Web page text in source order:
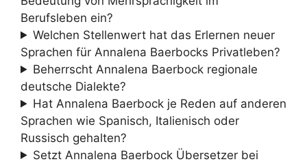
Berufsleben ein?
Welchen Stellenwert hat das Erlernen neuer
Sprachen für Annalena Baerbocks Privatleben?
Beherrscht Annalena Baerbock regionale
deutsche Dialekte?
Hat Annalena Baerbock je Reden auf anderen
Sprachen wie Spanisch, Italienisch oder
Russisch gehalten?
Setzt Annalena Baerbock Übersetzer bei